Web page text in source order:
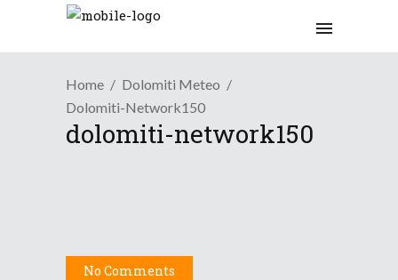
Home
Dolomiti Meteo
Dolomiti-Network150
dolomiti-network150
No Comments